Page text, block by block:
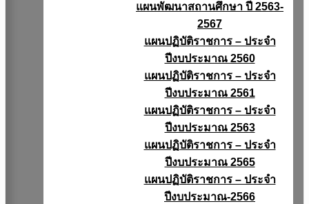
แผนพัฒนาสถานศึกษา ปี 2563-
2567
แผนปฏิบัติราชการ – ประจำ
ปีงบประมาณ 2560
แผนปฏิบัติราชการ – ประจำ
ปีงบประมาณ 2561
แผนปฏิบัติราชการ – ประจำ
ปีงบประมาณ 2563
แผนปฏิบัติราชการ – ประจำ
ปีงบประมาณ 2565
แผนปฏิบัติราชการ – ประจำ
ปีงบประมาณ-2566